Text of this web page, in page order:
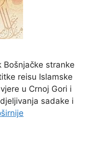
Bošnjačke stranke
reisu Islamske
u Crnoj Gori i
sadake i